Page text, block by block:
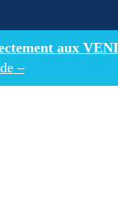
aux
–